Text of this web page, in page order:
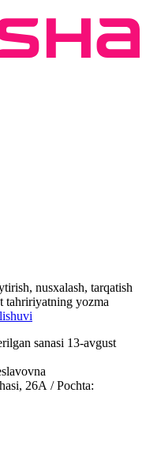
nusxalash, tarqatish
tahririyatning yozma
sanasi 13-avgust
26А / Pochta: